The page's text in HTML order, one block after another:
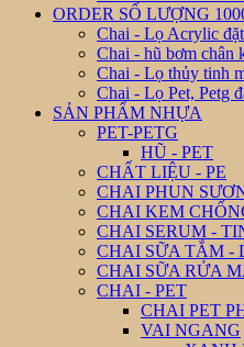
ORDER SỐ LƯỢNG
Chai - Lọ Acrylic
Chai - hũ bơm chân
Chai - Lọ thủy tinh
Chai - Lọ Pet, Petg
SẢN PHẨM NHỰA
PET-PETG
HŨ - PET
CHẤT LIỆU - PE
CHAI PHUN
CHAI KEM
CHAI SERUM -
CHAI SỮA TẮM -
CHAI SỮA RỬA
CHAI - PET
CHAI PET
VAI NGANG